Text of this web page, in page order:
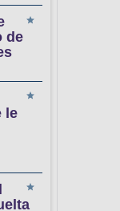
de
le